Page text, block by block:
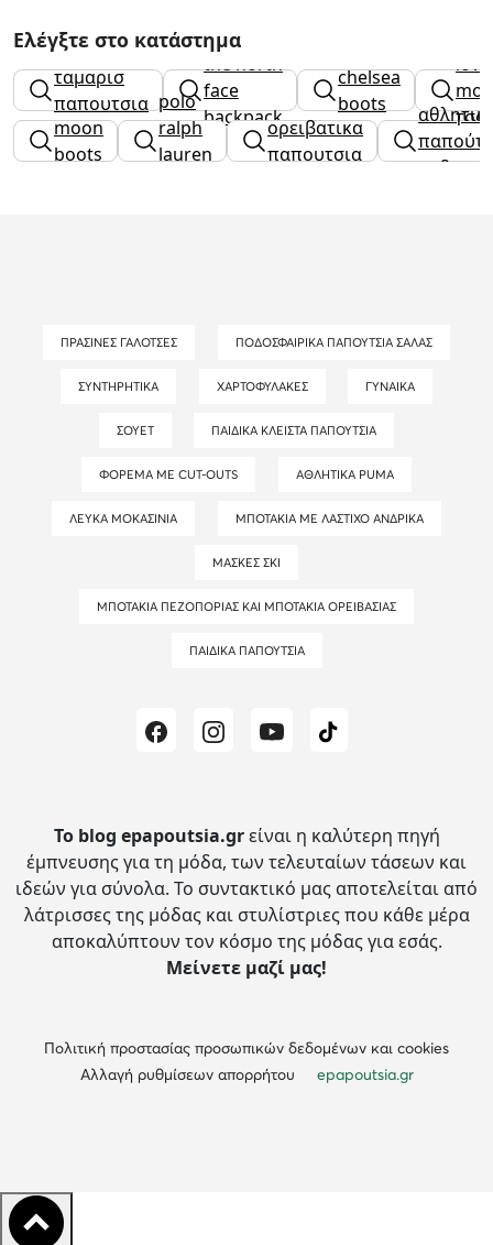
Ελέγξτε στο κατάστημα
ταμαρισ
παπουτσια
the north
face
backpack
chelsea
boots
love
moon
boots
polo
ralph
lauren
ορειβατικα
παπουτσια
ανδρικά
ΠΡΆΣΙΝΕΣ ΓΑΛΌΤΣΕΣ ΠΟΔΟΣΦΑΙΡΙΚΆ ΠΑΠΟΎΤΣΙΑ ΣΆΛΑΣ
ΣΥΝΤΗΡΗΤΙΚΆ ΧΑΡΤΟΦΎΛΑΚΕΣ ΓΥΝΑΊΚΑ
ΣΟΥΈΤ ΠΑΙΔΙΚΆ ΚΛΕΙΣΤΆ ΠΑΠΟΎΤΣΙΑ
ΦΌΡΕΜΑ ΜΕ CUT-OUTS ΑΘΛΗΤΙΚΆ PUMA
ΛΕΥΚΆ ΜΟΚΑΣΊΝΙΑ ΜΠΟΤΆΚΙΑ ΜΕ ΛΆΣΤΙΧΟ ΑΝΔΡΙΚΆ
ΜΆΣΚΕΣ ΣΚΙ
ΜΠΟΤΆΚΙΑ ΠΕΖΟΠΟΡΊΑΣ ΚΑΙ ΜΠΟΤΆΚΙΑ ΟΡΕΙΒΑΣΊΑΣ
ΠΑΙΔΙΚΆ ΠΑΠΟΎΤΣΙΑ
Το blog epapoutsia.grείναι η καλύτερη πηγή
έμπνευσης για τη μόδα, των τελευταίων τάσεων και
ιδεών για σύνολα. Το συντακτικό μας αποτελείται από
λάτρισσες της μόδας και στυλίστριες που κάθε μέρα
αποκαλύπτουν τον κόσμο της μόδας για εσάς.
Μείνετε μαζί μας!
Πολιτική προστασίας προσωπικών δεδομένων και cookies
Αλλαγή ρυθμίσεων απορρήτου
epapoutsia.gr